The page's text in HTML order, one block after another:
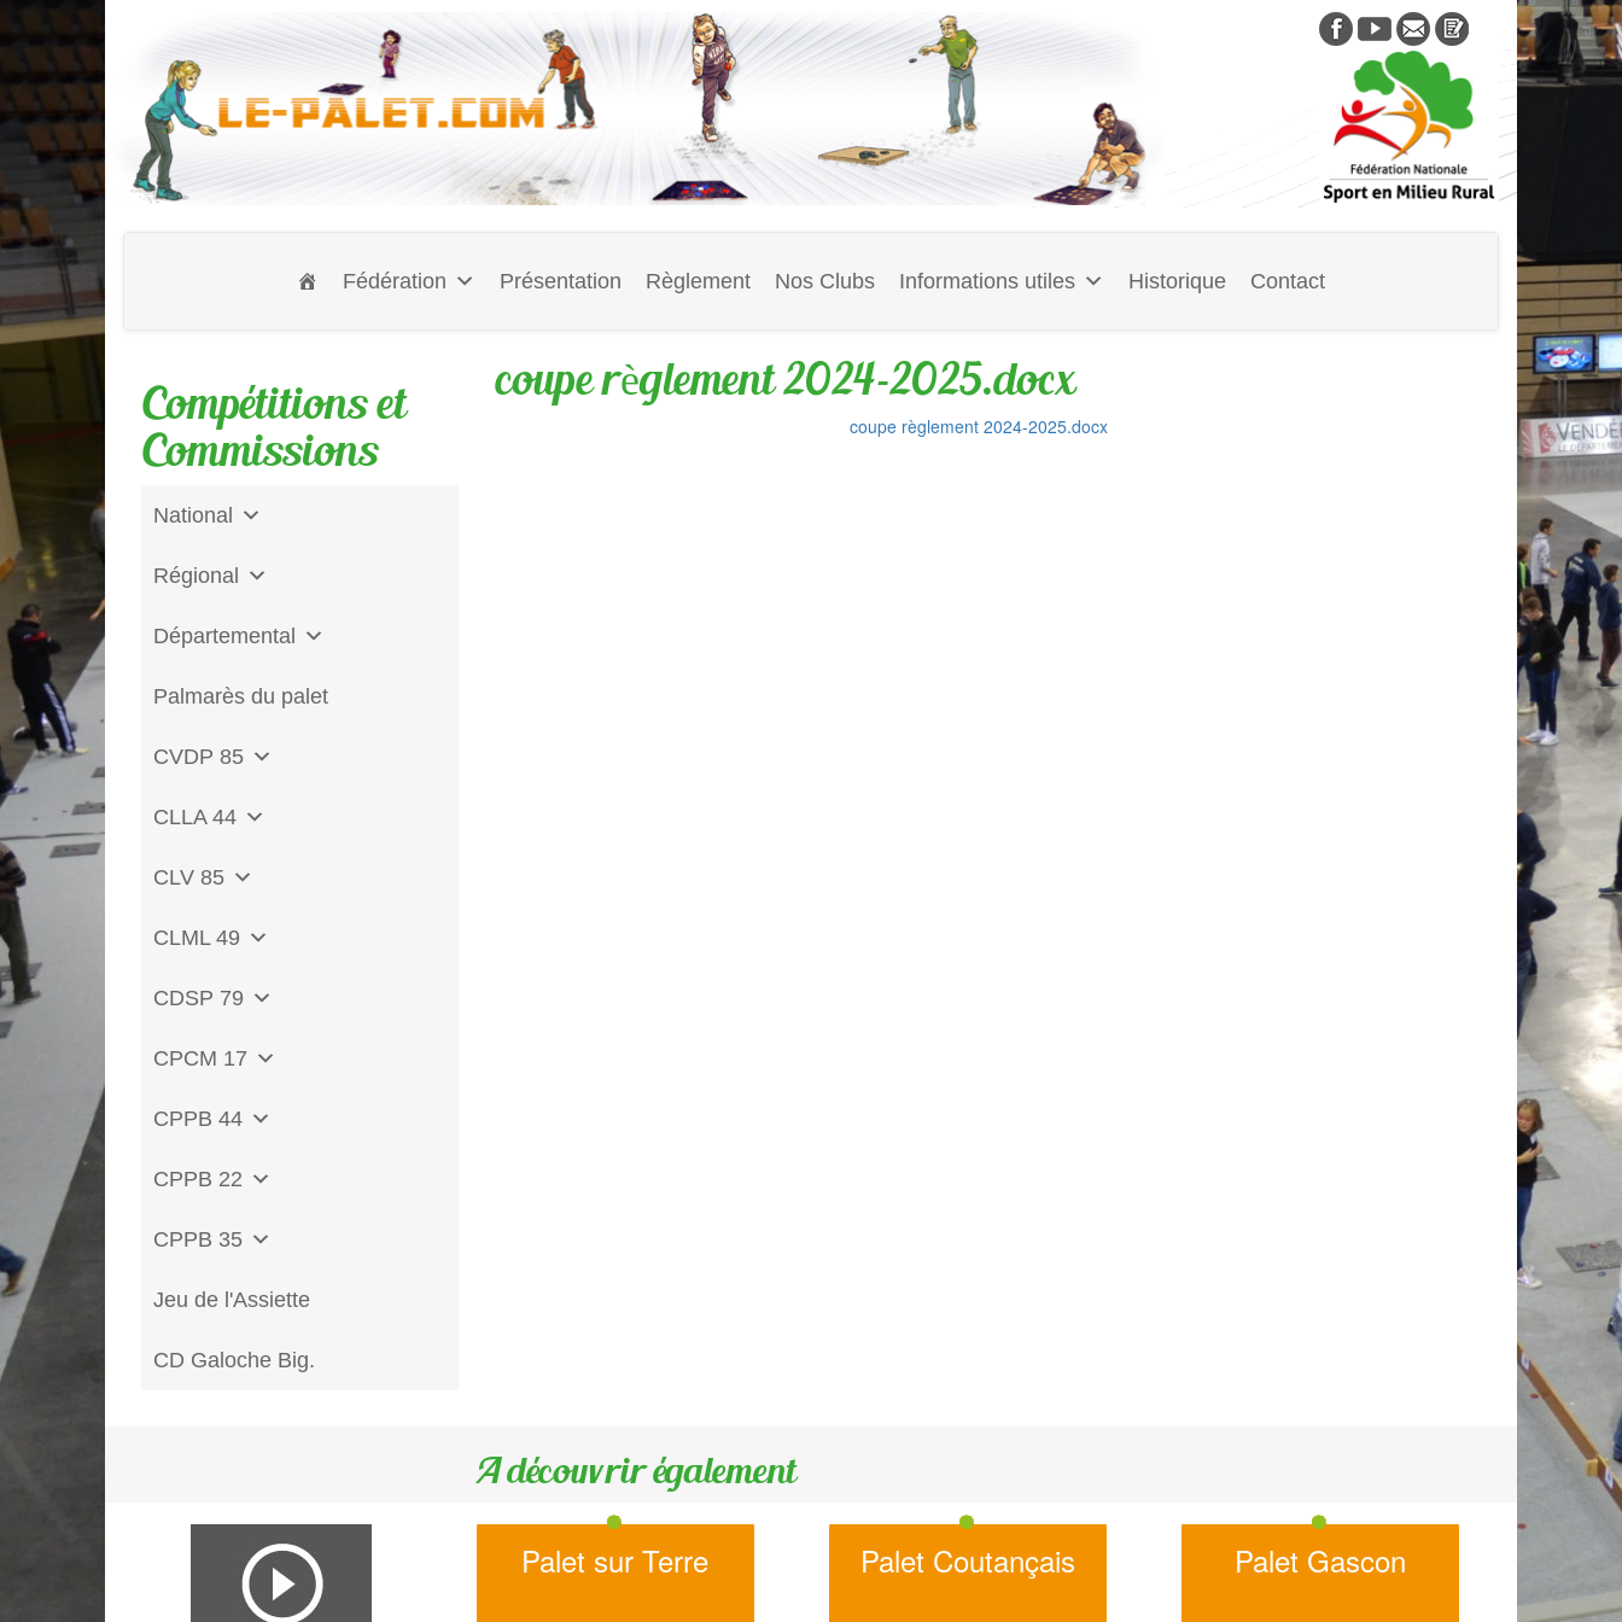
Fédération Présentation Règlement Nos Clubs Informations utiles Historique Contact
Compétitions et
Commissions
National
Régional
Départemental
Palmarès du palet
CVDP 85
CLLA 44
CLV 85
CLML 49
CDSP 79
CPCM 17
CPPB 44
CPPB 22
CPPB 35
Jeu de l'Assiette
CD Galoche Big.
coupe règlement 2024-2025.docx
coupe règlement 2024-2025.docx
A découvrir également
Palet sur Terre Palet Coutançais Palet Gascon